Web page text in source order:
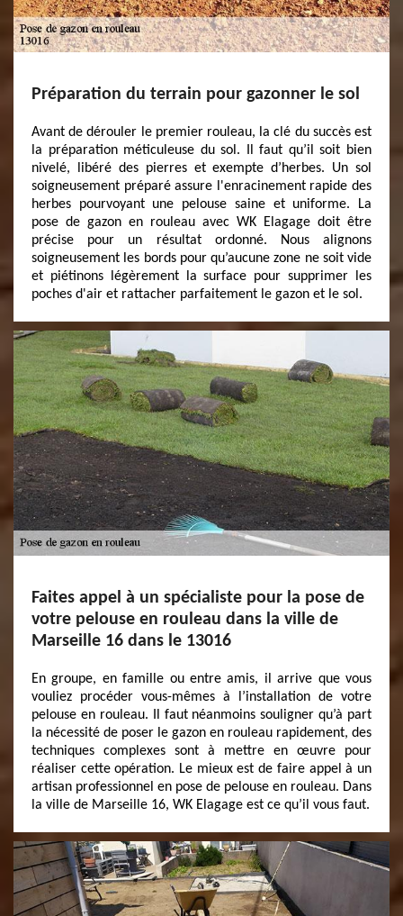
Préparation du terrain pour gazonner le sol
Avant de dérouler le premier rouleau, la clé du succès est
la préparation méticuleuse du sol. Il faut qu’il soit bien
nivelé, libéré des pierres et exempte d’herbes. Un sol
soigneusement préparé assure l'enracinement rapide des
herbes pourvoyant une pelouse saine et uniforme. La
pose de gazon en rouleau avec WK Elagage doit être
précise pour un résultat ordonné. Nous alignons
soigneusement les bords pour qu’aucune zone ne soit vide
et piétinons légèrement la surface pour supprimer les
poches d'air et rattacher parfaitement le gazon et le sol.
Faites appel à un spécialiste pour la pose de
votre pelouse en rouleau dans la ville de
Marseille 16 dans le 13016
En groupe, en famille ou entre amis, il arrive que vous
vouliez procéder vous-mêmes à l’installation de votre
pelouse en rouleau. Il faut néanmoins souligner qu’à part
la nécessité de poser le gazon en rouleau rapidement, des
techniques complexes sont à mettre en œuvre pour
réaliser cette opération. Le mieux est de faire appel à un
artisan professionnel en pose de pelouse en rouleau. Dans
la ville de Marseille 16, WK Elagage est ce qu’il vous faut.